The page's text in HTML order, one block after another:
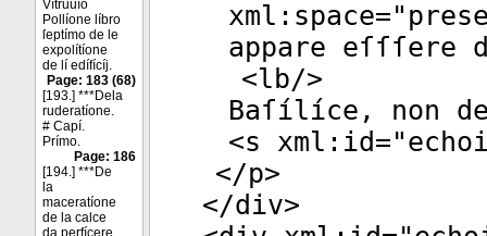
Vítruuío
Pollíone líbro
ſeptímo de le
expolítíone
de lí edífícíj.
Page: 183 (68)
[193.] ***Dela
ruderatíone.
# Capí.
Prímo.
Page: 186
[194.] ***De
la
maceratíone
de la calce
da perfícere
xml:space="
appare eſſſere
<lb/>
Baſílíce, non
<s xml:id="
</p>
</div>